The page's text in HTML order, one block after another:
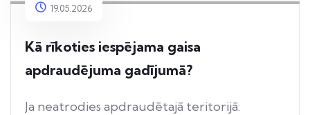
19.05.2026
Kā rīkoties iespējama gaisa
apdraudējuma gadījumā?
Ja neatrodies apdraudētajā teritorijā: